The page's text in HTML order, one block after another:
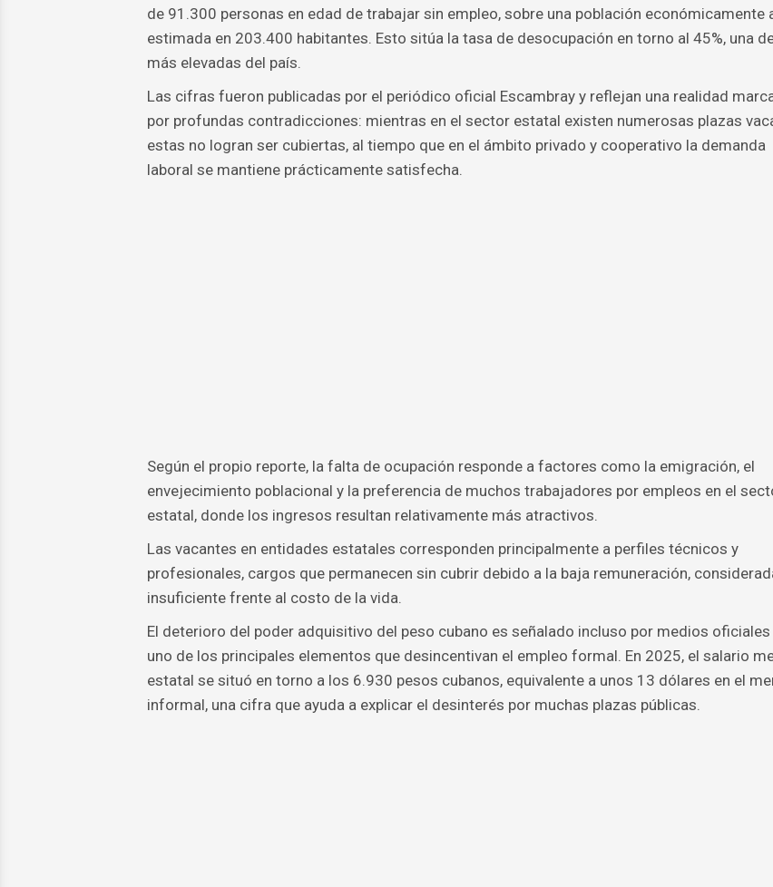
de 91.300 personas en edad de trabajar sin empleo, sobre una población económicamente
estimada en 203.400 habitantes. Esto sitúa la tasa de desocupación en torno al 45%, una
más elevadas del país.
Las cifras fueron publicadas por el periódico oficial Escambray y reflejan una realidad
por profundas contradicciones: mientras en el sector estatal existen numerosas plazas
estas no logran ser cubiertas, al tiempo que en el ámbito privado y cooperativo la demanda
laboral se mantiene prácticamente satisfecha.
Según el propio reporte, la falta de ocupación responde a factores como la emigración, el
envejecimiento poblacional y la preferencia de muchos trabajadores por empleos en el
estatal, donde los ingresos resultan relativamente más atractivos.
Las vacantes en entidades estatales corresponden principalmente a perfiles técnicos y
profesionales, cargos que permanecen sin cubrir debido a la baja remuneración,
insuficiente frente al costo de la vida.
El deterioro del poder adquisitivo del peso cubano es señalado incluso por medios
uno de los principales elementos que desincentivan el empleo formal. En 2025, el salario
estatal se situó en torno a los 6.930 pesos cubanos, equivalente a unos 13 dólares en el
informal, una cifra que ayuda a explicar el desinterés por muchas plazas públicas.